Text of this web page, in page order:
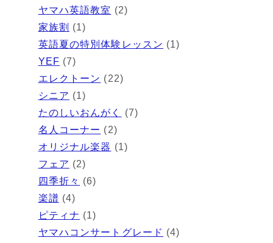
ヤマハ英語教室 (2)
家族割 (1)
英語夏の特別体験レッスン (1)
YEF (7)
エレクトーン (22)
シニア (1)
たのしいおんがく
(7)
名人コーナー (2)
オリジナル楽器 (1)
フェア (2)
四季折々 (6)
楽譜 (4)
ピティナ (1)
ヤマハコンサートグレード (4)